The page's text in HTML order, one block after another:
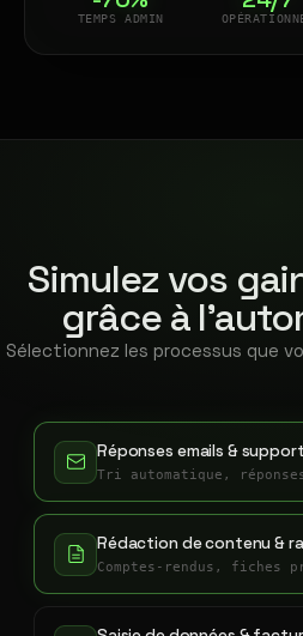
TEMPS ADMIN
Simulez vos
grâce à
Sélectionnez les processus que
Réponses emails &
Tri automatique,
Rédaction de contenu &
Comptes-rendus, fiches